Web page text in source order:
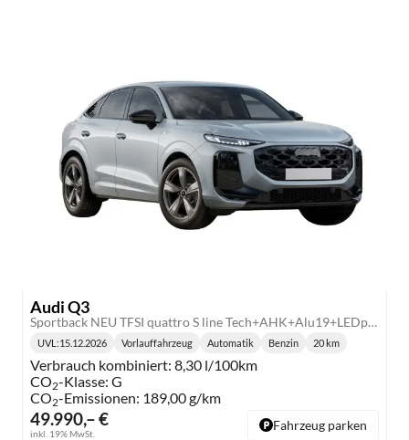
Audi Q3
Sportback NEU TFSI quattro S line Tech+AHK+Alu19+LEDplus+KlimaPlus+ExtSchwarz
49.990,– €
inkl. 19% MwSt.
Lieferzeit:
UVL :15.12.2026 Vorlauffahrzeug
Getriebe:
Automatik
Kraftstoff:
Benzin
Kilometerstand:
20 km
Verbrauch kombiniert: 8,30 l/100km
CO2-Klasse: G
CO2-Emissionen: 189,00 g/km
Fahrzeug parken